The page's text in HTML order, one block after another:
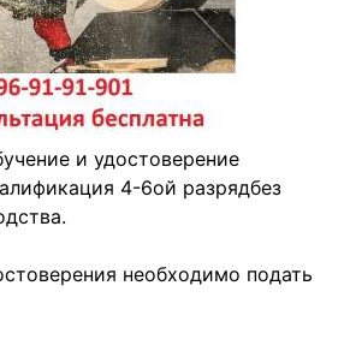
и удостоверение
4-6ой разрядбез
необходимо подать